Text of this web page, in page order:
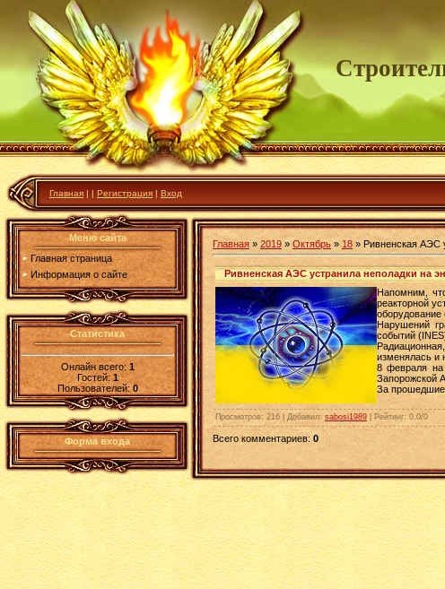
Главная | | Регистрация | Вход
Меню сайта
Главная страница
Информация о сайте
Статистика
Онлайн всего:1
Гостей:1
Пользователей: 0
Форма входа
Главная » 2019 » Октябрь » 18 » Ривненская АЭС
Ривненская АЭС устранила неполадки на
Напомним,
реакторной
оборудование
Нарушений
событий
изменялась и
8 февраля на
Запорожской
За прошедшие
Просмотров: 216 | Добавил: sabosi1989 Рейтинг: 0.0/0
Всего комментариев:0